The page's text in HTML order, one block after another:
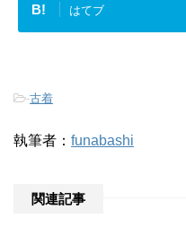
B! はてブ
-古着
執筆者： funabashi
関連記事